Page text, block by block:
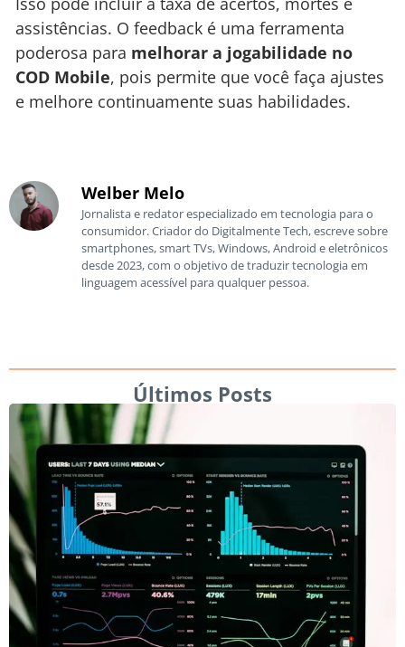
assistências. O feedback é uma ferramenta
poderosa para melhorar a jogabilidade no
COD Mobile, pois permite que você faça ajustes
e melhore continuamente suas habilidades.
Welber Melo
Jornalista e redator especializado em tecnologia para o
consumidor. Criador do Digitalmente Tech, escreve sobre
smartphones, smart TVs, Windows, Android e eletrônicos
desde 2023, com o objetivo de traduzir tecnologia em
linguagem acessível para qualquer pessoa.
Últimos Posts